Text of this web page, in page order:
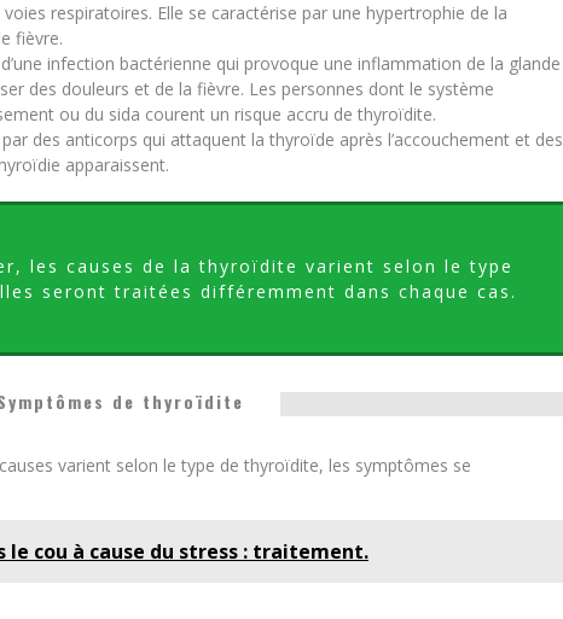
respiratoires. Elle se caractérise par une hypertrophie de la
fièvre.
infection bactérienne qui provoque une inflammation de la glande
des douleurs et de la fièvre. Les personnes dont le système
ou du sida courent un risque accru de thyroïdite.
des anticorps qui attaquent la thyroïde après l’accouchement et des
apparaissent.
les causes de la thyroïdite varient selon le type
seront traitées différemment dans chaque cas.
de thyroïdite
varient selon le type de thyroïdite, les symptômes se
le cou à cause du stress : traitement.